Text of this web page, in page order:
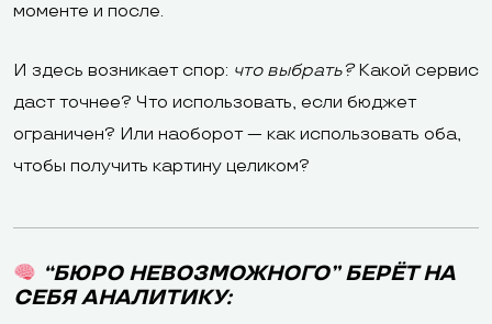
моменте и после.
И здесь возникает спор: что выбрать?Какой сервис
даст точнее? Что использовать, если бюджет
ограничен? Или наоборот — как использовать оба,
чтобы получить картину целиком?
“БЮРО НЕВОЗМОЖНОГО” БЕРЁТ НА
СЕБЯ АНАЛИТИКУ: